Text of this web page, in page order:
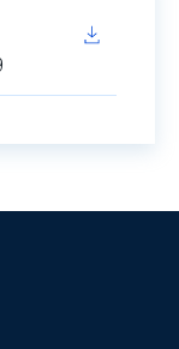
swiss-national-